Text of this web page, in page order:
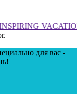
для вас -